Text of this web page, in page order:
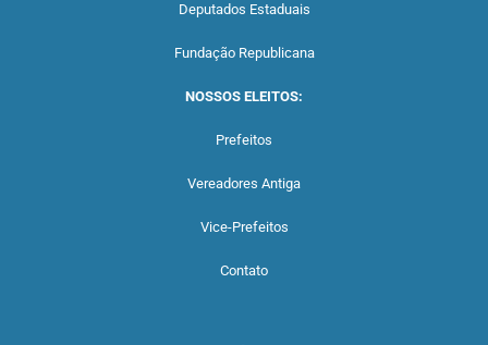
Deputados Estaduais
Fundação Republicana
NOSSOS ELEITOS:
Prefeitos
Vereadores Antiga
Vice-Prefeitos
Contato